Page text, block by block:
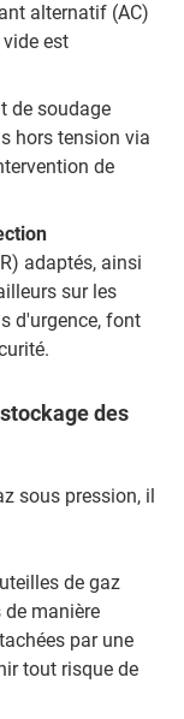
alternatif (AC)
est
de soudage
hors tension via
de
adaptés, ainsi
sur les
d'urgence, font
des
sous pression, il
de gaz
manière
par une
tout risque de